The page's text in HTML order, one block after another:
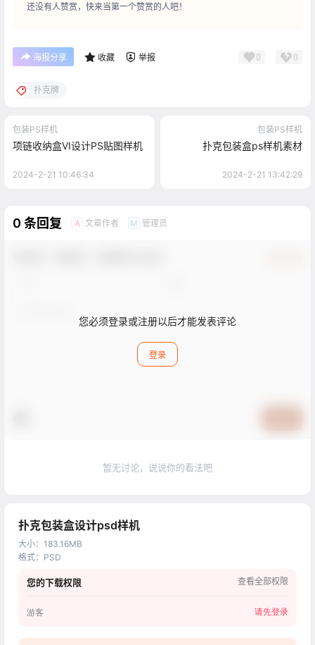
还没有人赞赏，快来当第一个赞赏的人吧！
海报分享 收藏 举报 0 0
扑克牌
包装PS样机
项链收纳盒VI设计PS贴图样机
2024-2-21 10:46:34
包装PS样机
扑克包装盒ps样机素材
2024-2-21 13:42:29
0 条回复 A 文章作者 M 管理员
您必须登录或注册以后才能发表评论
登录
暂无讨论，说说你的看法吧
扑克包装盒设计psd样机
大小： 183.16MB
格式： PSD
您的下载权限 查看全部权限
游客 请先登录